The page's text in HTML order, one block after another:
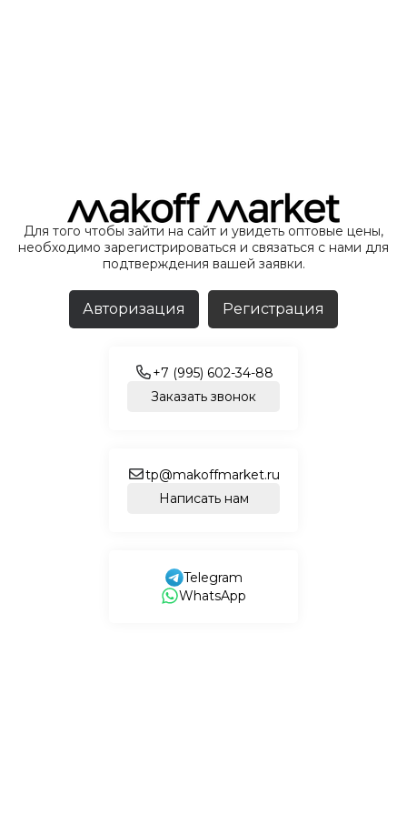
Для того чтобы зайти на сайт и увидеть оптовые цены,
необходимо зарегистрироваться и связаться с нами для
подтверждения вашей заявки.
Авторизация Регистрация
+7 (995) 602-34-88
Заказать звонок
tp@makoffmarket.ru
Написать нам
Telegram
WhatsApp